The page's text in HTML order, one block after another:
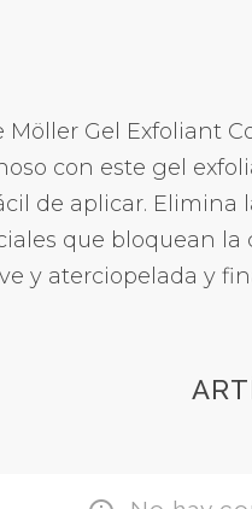
Möller Gel Exfoliant
con este gel
de aplicar. Elimina
que bloquean la
y aterciopelada y